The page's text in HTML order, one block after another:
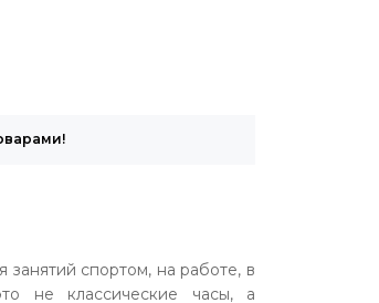
спортом, на работе, в
не классические часы, а